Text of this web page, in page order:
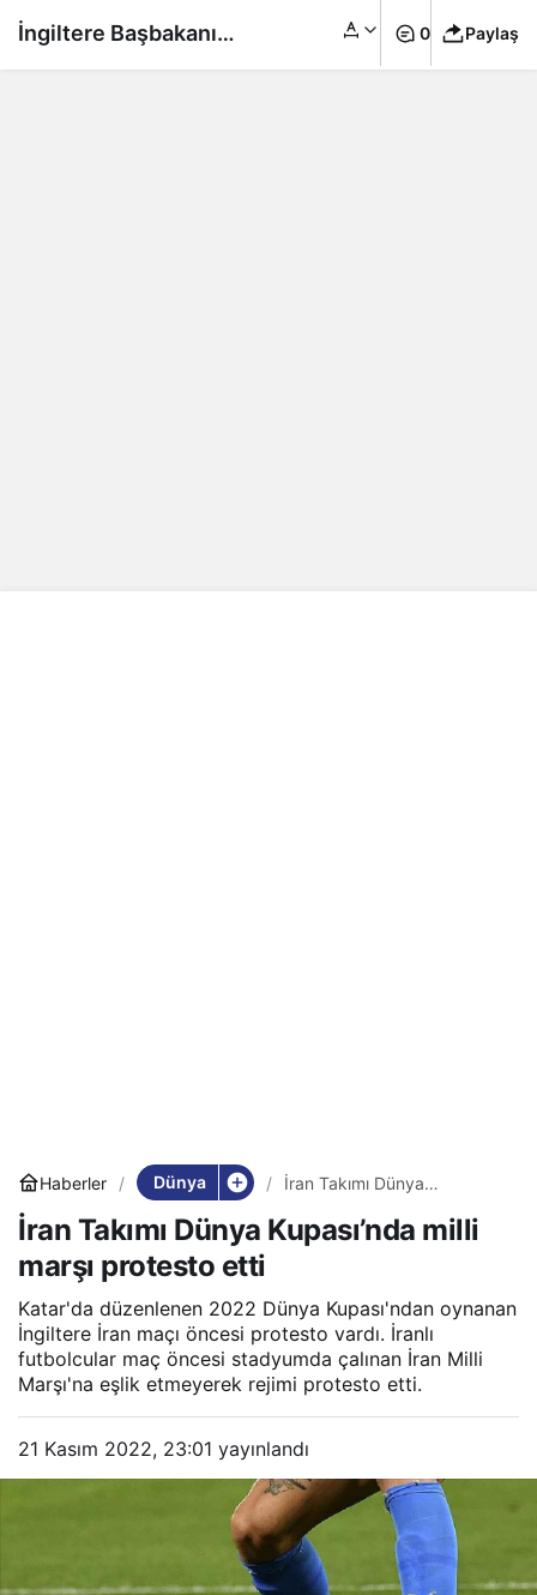
Haberler Dünya
İran Takımı Dünya
protesto etti
İran Takımı Dünya Kupası’nda milli
marşı protesto etti
Katar'da düzenlenen 2022 Dünya Kupası'ndan oynanan
İngiltere İran maçı öncesi protesto vardı. İranlı
futbolcular maç öncesi stadyumda çalınan İran Milli
Marşı'na eşlik etmeyerek rejimi protesto etti.
21 Kasım 2022, 23:01 yayınlandı
İngiltere Başbakanı 0 Paylaş